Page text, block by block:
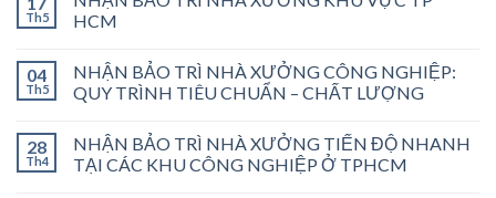
Th5
HCM
04
Th5
NHẬN BẢO TRÌ NHÀ XƯỞNG CÔNG NGHIỆP:
QUY TRÌNH TIÊU CHUẨN – CHẤT LƯỢNG
28
Th4
NHẬN BẢO TRÌ NHÀ XƯỞNG TIẾN ĐỘ NHANH
TẠI CÁC KHU CÔNG NGHIỆP Ở TPHCM